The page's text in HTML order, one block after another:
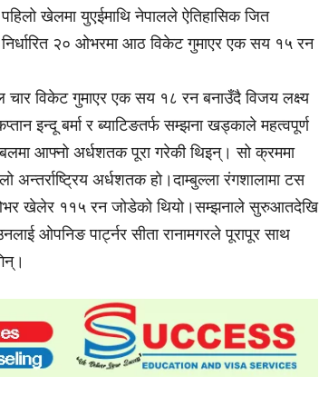
खेलमा युएईमाथि नेपालले ऐतिहासिक जित
निर्धारित २० ओभरमा आठ विकेट गुमाएर एक सय १५ रन
विकेट गुमाएर एक सय १८ रन बनाउँदै विजय लक्ष्य
इन्दू बर्मा र ब्याटिङतर्फ सम्झना खड्काले महत्वपूर्ण
आफ्नो अर्धशतक पूरा गरेकी थिइन्। सो क्रममा
अर्धशतक हो।दाम्बुल्ला रंगशालामा टस
ओभर खेलेर ११५ रन जोडेको थियो।सम्झनाले सुरुआतदेखि
ओपनिङ पार्ट्नर सीता रानामगरले पूरापूर साथ